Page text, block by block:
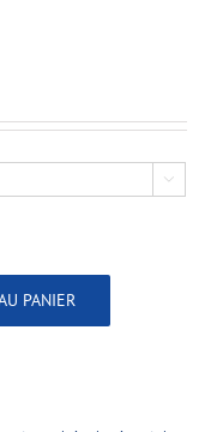

PANIER